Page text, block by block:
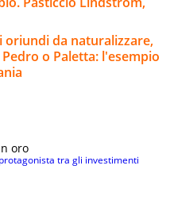
oriundi da naturalizzare,
o Paletta: l'esempio
oro
tra gli investimenti